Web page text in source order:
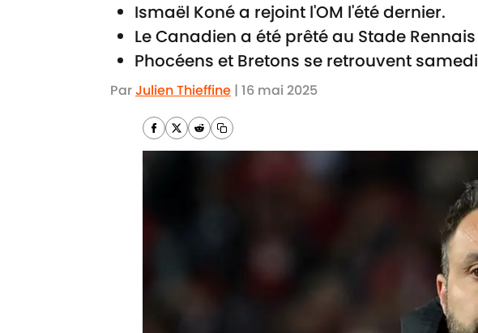
Ismaël Koné a rejoint l'OM l'été dernier.
Le Canadien a été prêté au Stade
Phocéens et Bretons se retrouvent
ParJulien Thieffine | 16 mai 2025